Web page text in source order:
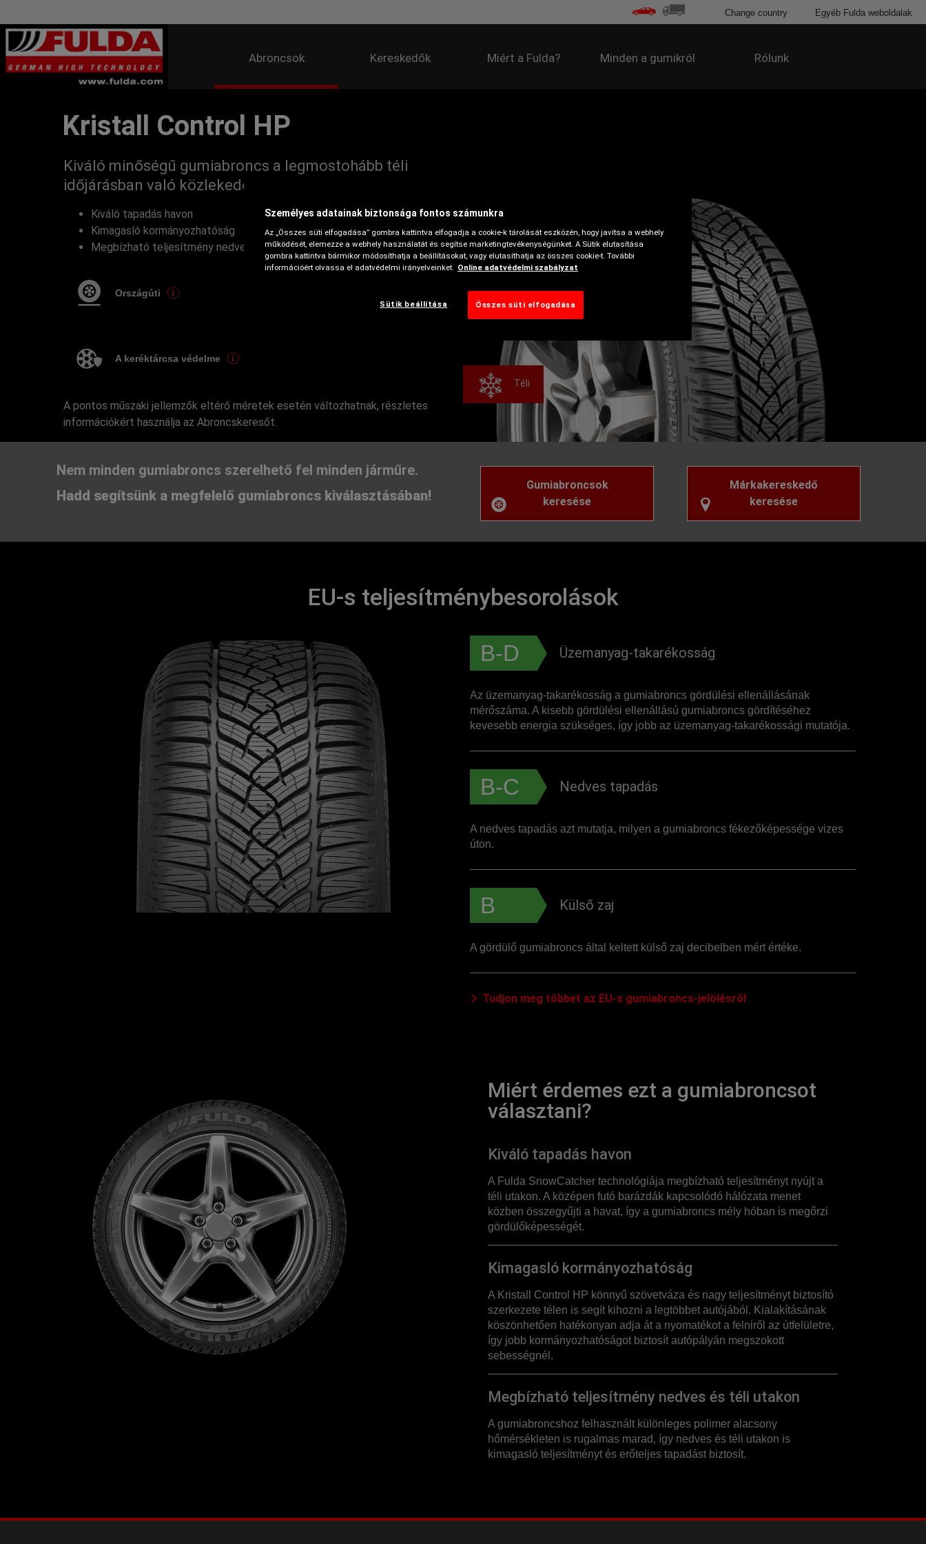
Abroncsok Kereskedők Miért a Fulda? Minden a gumikról Rólunk
Change country Egyéb Fulda weboldalak
Kristall Control HP
Kiváló minőségű gumiabroncs a legmostohább téli
időjárásban való közlekedéshez
Kiváló tapadás havon
Kimagasló kormányozhatóság
Megbízható teljesítmény nedves és téli utakon
Országúti
A keréktárcsa védelme
A pontos műszaki jellemzők eltérő méretek esetén változhatnak, részletes
információkért használja az Abroncskeresőt.
Téli
Nem minden gumiabroncs szerelhető fel minden járműre.
Hadd segítsünk a megfelelő gumiabroncs kiválasztásában!
Gumiabroncsok
keresése
Márkakereskedő
keresése
EU-s teljesítménybesorolások
B-D Üzemanyag-takarékosság
Az üzemanyag-takarékosság a gumiabroncs gördülési ellenállásának
mérőszáma. A kisebb gördülési ellenállású gumiabroncs gördítéséhez
kevesebb energia szükséges, így jobb az üzemanyag-takarékossági mutatója.
B-C Nedves tapadás
A nedves tapadás azt mutatja, milyen a gumiabroncs fékezőképessége vizes
úton.
B Külső zaj
A gördülő gumiabroncs által keltett külső zaj decibelben mért értéke.
Tudjon meg többet az EU-s gumiabroncs-jelölésről
Miért érdemes ezt a gumiabroncsot
választani?
Kiváló tapadás havon
A Fulda SnowCatcher technológiája megbízható teljesítményt nyújt a
téli utakon. A középen futó barázdák kapcsolódó hálózata menet
közben összegyűjti a havat, így a gumiabroncs mély hóban is megőrzi
gördülőképességét.
Kimagasló kormányozhatóság
A Kristall Control HP könnyű szövetváza és nagy teljesítményt biztosító
szerkezete télen is segít kihozni a legtöbbet autójából. Kialakításának
köszönhetően hatékonyan adja át a nyomatékot a felniről az útfelületre,
így jobb kormányozhatóságot biztosít autópályán megszokott
sebességnél.
Megbízható teljesítmény nedves és téli utakon
A gumiabroncshoz felhasznált különleges polimer alacsony
hőmérsékleten is rugalmas marad, így nedves és téli utakon is
kimagasló teljesítményt és erőteljes tapadást biztosít.
Személyes adatainak biztonsága fontos számunkra
Az „Összes süti elfogadása” gombra kattintva elfogadja a cookie-k tárolását eszközén, hogy javítsa a webhely
működését, elemezze a webhely használatát és segítse marketingtevékenységünket. A Sütik elutasítása
gombra kattintva bármikor módosíthatja a beállításokat, vagy elutasíthatja az összes cookie-t. További
információért olvassa el adatvédelmi irányelveinket.
Online adatvédelmi szabályzat
Sütik beállítása Összes süti elfogadása